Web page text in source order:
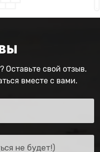
Оставьте свой отзыв.
вместе с вами.